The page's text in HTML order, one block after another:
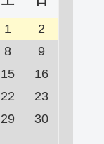
1
2
8
9
15
16
22
23
29
30